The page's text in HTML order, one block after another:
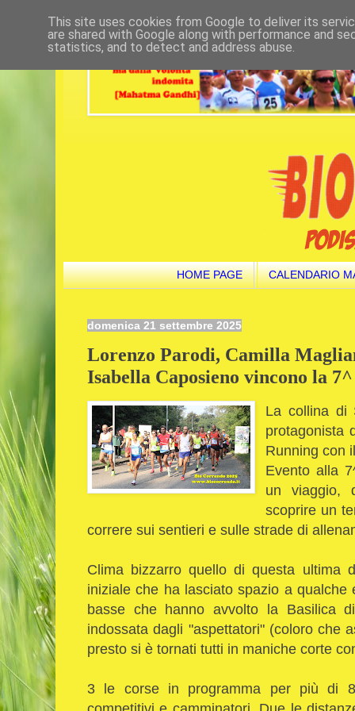
HOME PAGE CALENDARIO
domenica 21 settembre 2025
Lorenzo Parodi, Camilla
Isabella Caposieno vincono la
La collina di
protagonista
Running con
Evento alla
un viaggio,
scoprire un
correre sui sentieri e sulle strade di
Clima bizzarro quello di questa ultima
iniziale che ha lasciato spazio a
basse che hanno avvolto la Basilica
indossata dagli "aspettatori" (coloro che
presto si è tornati tutti in maniche corte
3 le corse in programma per più di
This site uses cookies from Google to deliver its
are shared with Google along with performance and
statistics, and to detect and address abuse.